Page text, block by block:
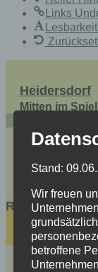
Links
content
Heidersdorf
Mitten im
Register
Stand:
Wir freuen
betroffene